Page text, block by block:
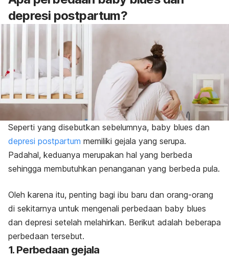
depresi postpartum?
Seperti yang disebutkan sebelumnya, baby blues dan
depresi postpartum memiliki gejala yang serupa.
Padahal, keduanya merupakan hal yang berbeda
sehingga membutuhkan penanganan yang berbeda pula.
Oleh karena itu, penting bagi ibu baru dan orang-orang
di sekitarnya untuk mengenali perbedaan baby blues
dan depresi setelah melahirkan. Berikut adalah beberapa
perbedaan tersebut.
1. Perbedaan gejala